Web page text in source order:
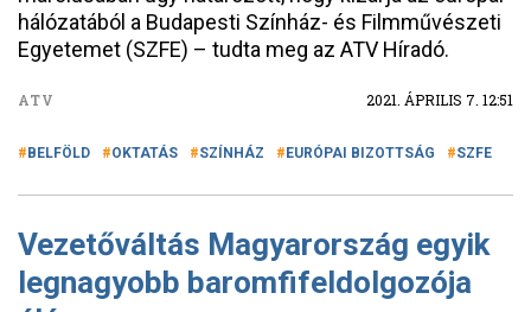
hálózatából a Budapesti Színház- és Filmművészeti
Egyetemet (SZFE) – tudta meg az ATV Híradó.
ATV 2021. ÁPRILIS 7. 12:51
BELFÖLD OKTATÁS SZÍNHÁZ EURÓPAI BIZOTTSÁG SZFE
Vezetőváltás Magyarország egyik
legnagyobb baromfifeldolgozója